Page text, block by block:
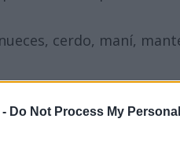
Do Not Process My
cerdo, maní,
Anuncios
que sufren de
hasta que se